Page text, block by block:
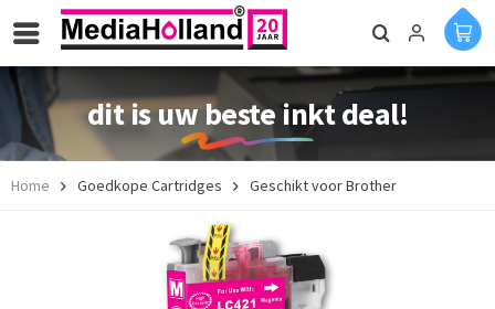
dit is uw beste inkt deal!
Home Goedkope Cartridges Geschikt voor Brother